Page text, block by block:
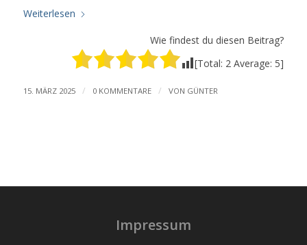
Weiterlesen
Wie findest du diesen Beitrag?
[Total: 2 Average: 5]
15. MÄRZ 2025 / 0 KOMMENTARE / VON GÜNTER
Impressum